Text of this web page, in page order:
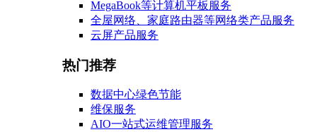
MegaBook等计算机平板服务
全屋网络、家庭路由器等网络类产品服务
云屏产品服务
热门推荐
数据中心绿色节能
维保服务
AIO一站式运维管理服务